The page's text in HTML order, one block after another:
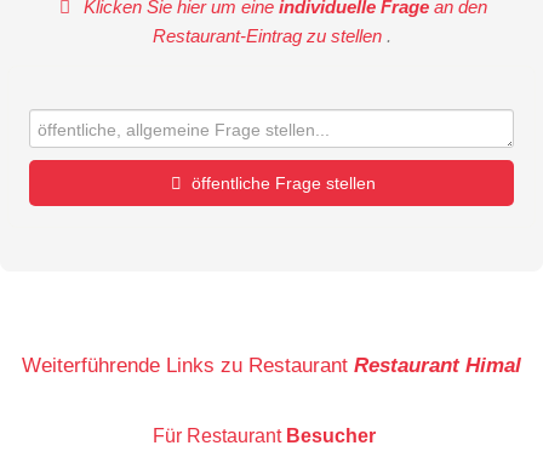
Klicken Sie hier um eineindividuelle Frage an den
Restaurant-Eintrag zu stellen .
öffentliche Frage stellen
E-Mail-Adresse (wird nicht veröffentlicht)
Weiterführende Links zu Restaurant Restaurant Himal
Für Restaurant Besucher